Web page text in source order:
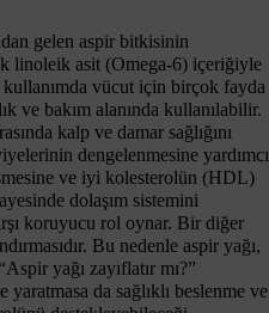
gelen aspir bitkisinin
linoleik asit (Omega-6) içeriğiyle
vücut için birçok fayda
ve bakım alanında kullanılabilir.
kalp ve damar sağlığını
dengelenmesine yardımcı
ve iyi kolesterolün (HDL)
dolaşım sistemini
koruyucu rol oynar. Bir diğer
Bu nedenle aspir yağı,
yağı zayıflatır mı?”
yaratmasa da sağlıklı beslenme ve